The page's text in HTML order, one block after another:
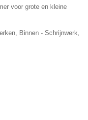
voor grote en kleine
Binnen - Schrijnwerk,